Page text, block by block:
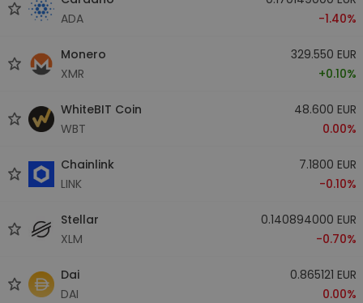
ADA
-1.40%
Monero
XMR
329.550 EUR
+0.10%
WhiteBIT Coin
WBT
48.600 EUR
0.00%
Chainlink
LINK
7.1800 EUR
-0.10%
Stellar
XLM
0.140894000 EUR
-0.70%
Dai
DAI
0.865121 EUR
0.00%